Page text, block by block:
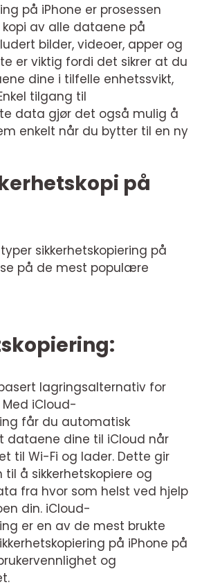
på iPhone er prosessen
av alle dataene på
bilder, videoer, apper og
er viktig fordi det sikrer at du
dine i tilfelle enhetssvikt,
tilgang til
data gjør det også mulig å
enkelt når du bytter til en ny
på
sikkerhetskopiering på
se på de mest populære
lagringsalternativ for
iCloud-
får du automatisk
dataene dine til iCloud når
til Wi-Fi og lader. Dette gir
å sikkerhetskopiere og
fra hvor som helst ved hjelp
din. iCloud-
er en av de mest brukte
på iPhone på
og